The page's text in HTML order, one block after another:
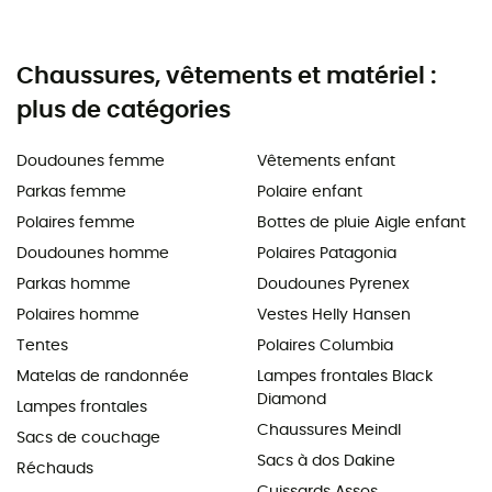
Chaussures, vêtements et matériel :
plus de catégories
Doudounes femme
Parkas femme
Polaires femme
Doudounes homme
Parkas homme
Polaires homme
Tentes
Matelas de randonnée
Lampes frontales
Sacs de couchage
Réchauds
Vêtements enfant
Polaire enfant
Bottes de pluie Aigle enfant
Polaires Patagonia
Doudounes Pyrenex
Vestes Helly Hansen
Polaires Columbia
Lampes frontales Black
Diamond
Chaussures Meindl
Sacs à dos Dakine